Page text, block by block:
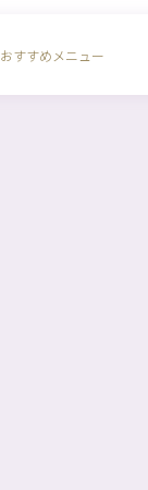
おすすめメニュー